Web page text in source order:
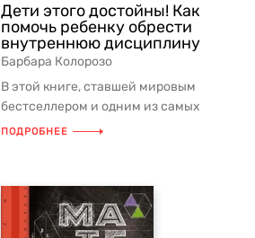
Дети этого достойны! Как
помочь ребенку обрести
внутреннюю дисциплину
Барбара Колорозо
В этой книге, ставшей мировым
бестселлером и одним из самых
популярных пособий по воспитанию
ПОДРОБНЕЕ